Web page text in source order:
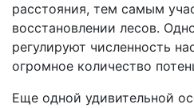
расстояния, тем самым
восстановлении лесов.
регулируют численность
огромное количество
Еще одной удивительной